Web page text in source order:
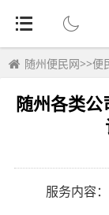
随州便民网>>便
随州各类
服务内容：